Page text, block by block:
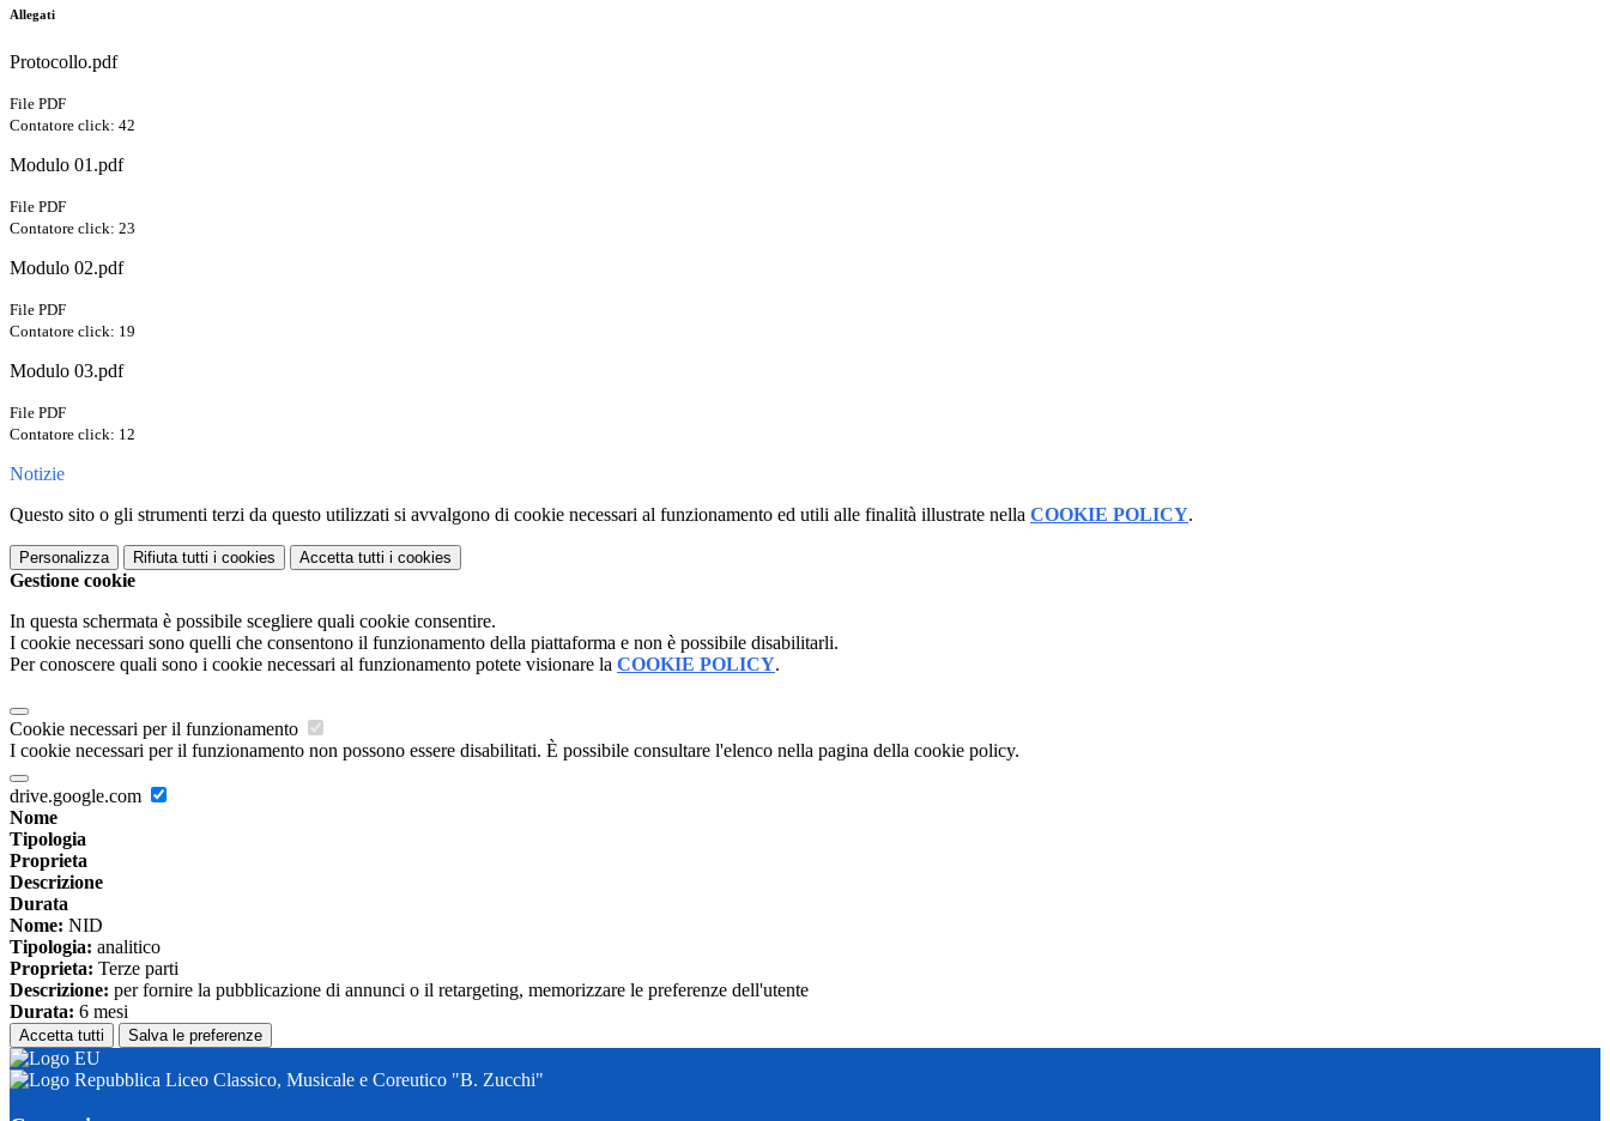
Allegati
Protocollo.pdf
File PDF
Contatore click: 42
Modulo 01.pdf
File PDF
Contatore click: 23
Modulo 02.pdf
File PDF
Contatore click: 19
Modulo 03.pdf
File PDF
Contatore click: 12
Notizie
Questo sito o gli strumenti terzi da questo utilizzati si avvalgono di cookie necessari al funzionamento ed utili alle finalità illustrate nella COOKIE POLICY.
Personalizza Rifiuta tutti i cookies Accetta tutti i cookies
Gestione cookie
In questa schermata è possibile scegliere quali cookie consentire.
I cookie necessari sono quelli che consentono il funzionamento della piattaforma e non è possibile disabilitarli.
Per conoscere quali sono i cookie necessari al funzionamento potete visionare la COOKIE POLICY.
Cookie necessari per il funzionamento
I cookie necessari per il funzionamento non possono essere disabilitati. È possibile consultare l'elenco nella pagina della cookie policy.
drive.google.com
Nome
Tipologia
Proprieta
Descrizione
Durata
Nome: NID
Tipologia: analitico
Proprieta: Terze parti
Descrizione: per fornire la pubblicazione di annunci o il retargeting, memorizzare le preferenze dell'utente
Durata: 6 mesi
Accetta tutti Salva le preferenze
Liceo Classico, Musicale e Coreutico "B. Zucchi"